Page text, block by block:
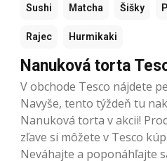
Sushi Matcha Šišky
Rajec Hurmikaki
Nanuková torta
V obchode Tesco nájdete
Navyše, tento týždeň tu
Nanuková torta v akcii!
zľave si môžete v Tesco
Neváhajte a poponáhľajte